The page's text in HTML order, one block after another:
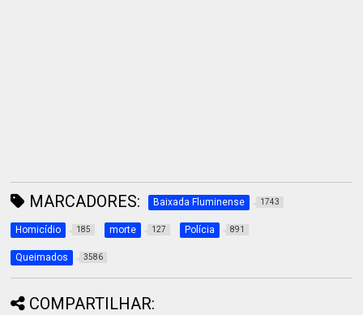
MARCADORES: Baixada Fluminense 1743
Homicídio 185 morte 127 Polícia 891
Queimados 3586
COMPARTILHAR: